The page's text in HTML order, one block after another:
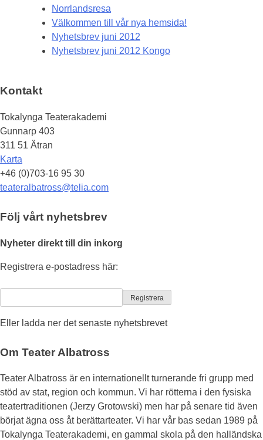
Norrlandsresa
Välkommen till vår nya hemsida!
Nyhetsbrev juni 2012
Nyhetsbrev juni 2012 Kongo
Kontakt
Tokalynga Teaterakademi
Gunnarp 403
311 51 Ätran
Karta
+46 (0)703-16 95 30
teateralbatross@telia.com
Följ vårt nyhetsbrev
Nyheter direkt till din inkorg
Registrera e-postadress här:
Eller ladda ner det senaste nyhetsbrevet
Om Teater Albatross
Teater Albatross är en internationellt turnerande fri grupp med
stöd av stat, region och kommun. Vi har rötterna i den fysiska
teatertraditionen (Jerzy Grotowski) men har på senare tid även
börjat ägna oss åt berättarteater. Vi har vår bas sedan 1989 på
Tokalynga Teaterakademi, en gammal skola på den halländska